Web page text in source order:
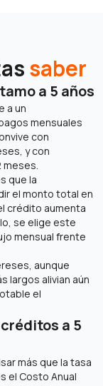
saber
a 5 años
a un
mensuales
con
y con
meses.
que la
el monto total en
crédito aumenta
se elige este
mensual frente
aunque
largos alivian aún
el
a 5
más que la tasa
el Costo Anual